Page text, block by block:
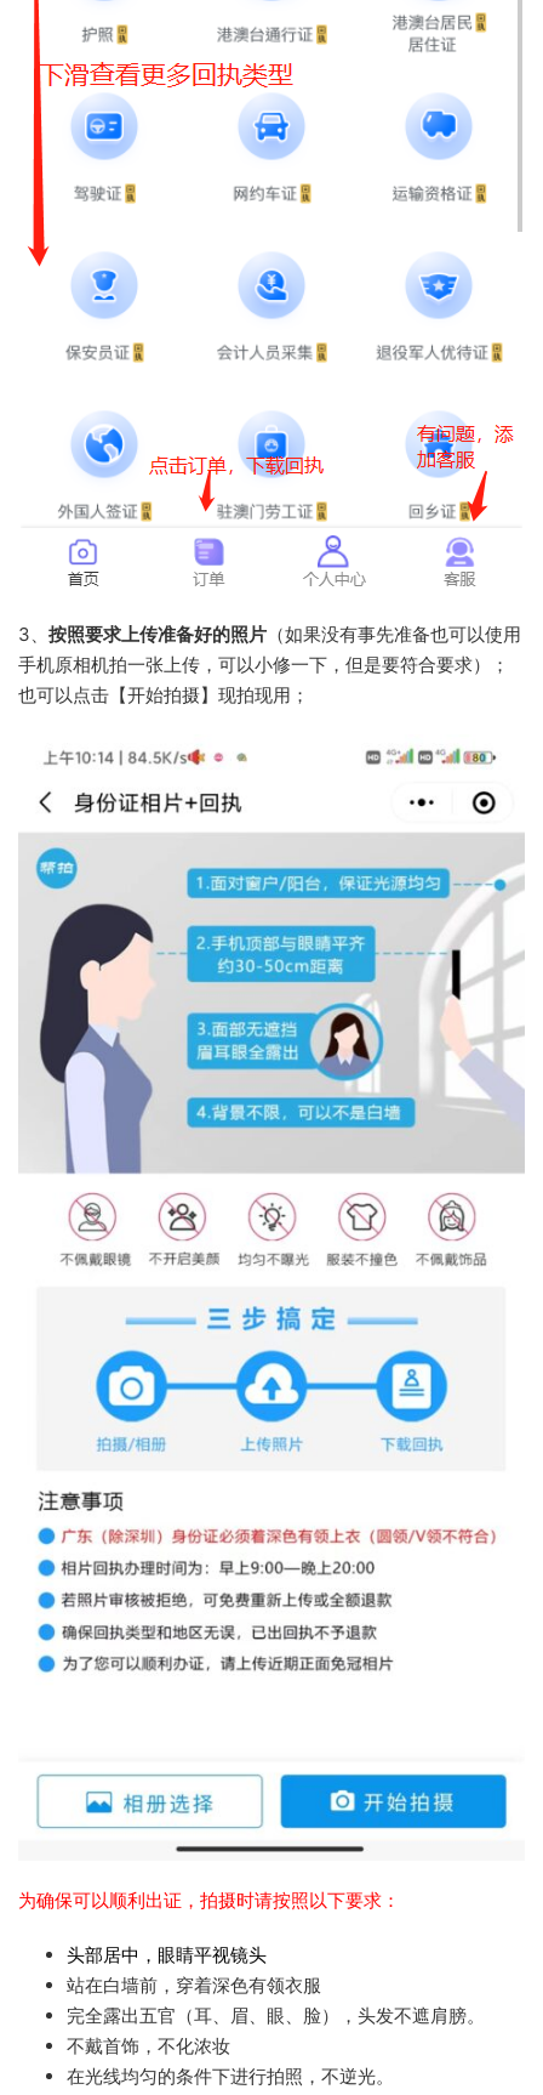
3、 按照要求上传准备好的照片 （如果没有事先准备也可以使用
手机原相机拍一张上传，可以小修一下，但是要符合要求）；
也可以点击【开始拍摄】现拍现用；
为确保可以顺利出证，拍摄时请按照以下要求：
头部居中，眼睛平视镜头
站在白墙前，穿着深色有领衣服
完全露出五官（耳、眉、眼、脸），头发不遮肩膀。
不戴首饰，不化浓妆
在光线均匀的条件下进行拍照，不逆光。